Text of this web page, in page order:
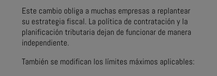
Este cambio obliga a muchas empresas a replantear
su estrategia fiscal. La política de contratación y la
planificación tributaria dejan de funcionar de manera
independiente.
También se modifican los límites máximos aplicables: